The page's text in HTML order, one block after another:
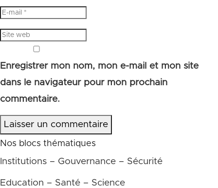
Enregistrer mon nom, mon e-mail et mon site
dans le navigateur pour mon prochain
commentaire.
Laisser un commentaire
Nos blocs thématiques
Institutions – Gouvernance – Sécurité
Education – Santé – Science